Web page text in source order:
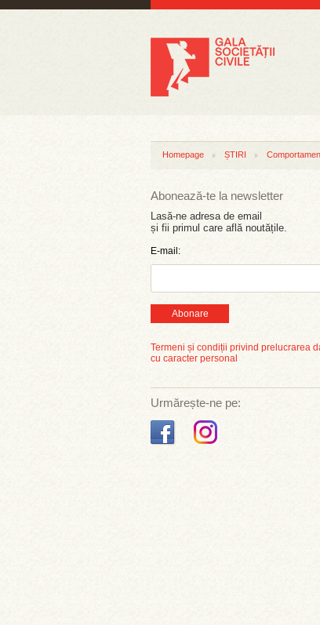
Homepage ȘTIRI
Abonează-te la newsletter
Lasă-ne adresa de email
și fii primul care află noutățile.
E-mail:
Abonare
Termeni și condiții privind prelucrarea
cu caracter personal
Urmărește-ne pe: